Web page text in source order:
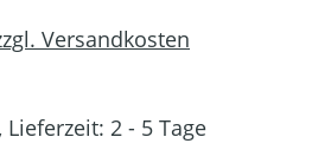
Versandkosten
2 - 5 Tage